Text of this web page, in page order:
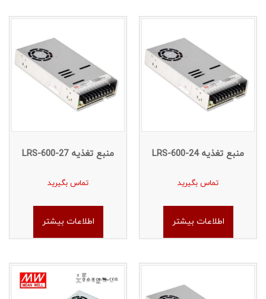
منبع تغذیه LRS-600-24
تماس بگیرید
اطلاعات بیشتر
منبع تغذیه LRS-600-27
تماس بگیرید
اطلاعات بیشتر